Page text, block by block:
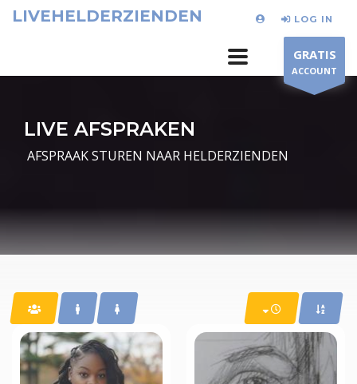
LIVEHELDERZIENDEN LOG IN
GRATIS
ACCOUNT
LIVE AFSPRAKEN
AFSPRAAK STUREN NAAR HELDERZIENDEN